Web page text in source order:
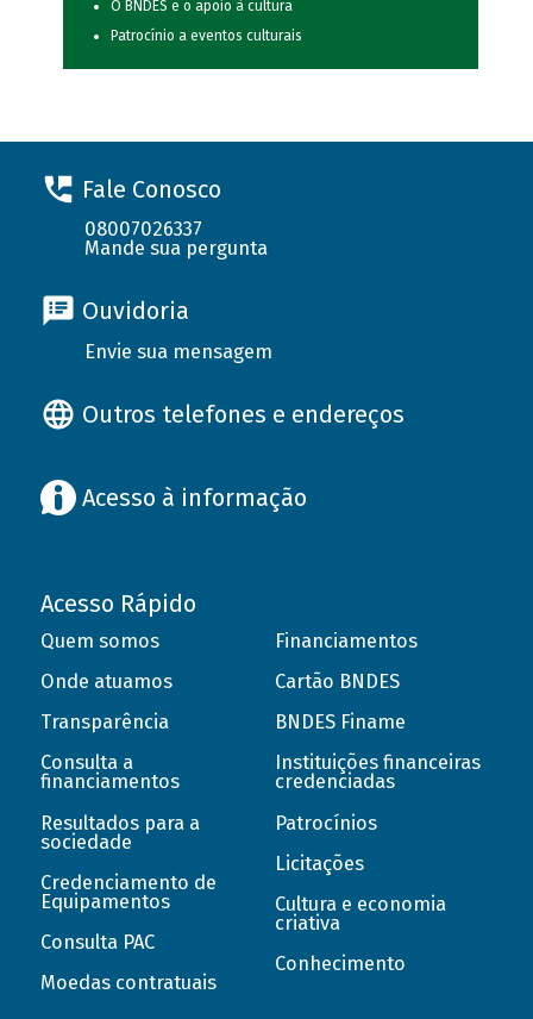
O BNDES e o apoio à cultura
Patrocínio a eventos culturais
Fale Conosco
08007026337
Mande sua pergunta
Ouvidoria
Envie sua mensagem
Outros telefones e endereços
Acesso à informação
Acesso Rápido
Quem somos
Onde atuamos
Transparência
Consulta a
financiamentos
Resultados para a
sociedade
Credenciamento de
Equipamentos
Consulta PAC
Moedas contratuais
Financiamentos
Cartão BNDES
BNDES Finame
Instituições financeiras
credenciadas
Patrocínios
Licitações
Cultura e economia
criativa
Conhecimento